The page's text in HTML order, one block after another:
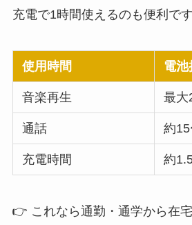
充電で1時間使えるのも便利です
使用時間 電池
音楽再生 最大
通話 約
充電時間 約
👉 これなら通勤・通学から在